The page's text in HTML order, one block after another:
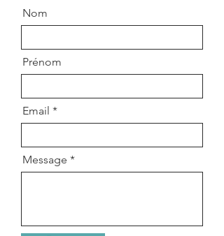
Nom
Prénom
Email
Message